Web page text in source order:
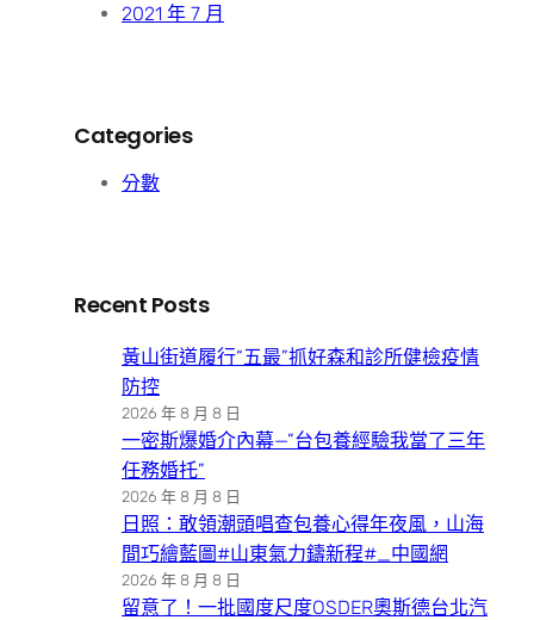
2021 年 7 月
Categories
分數
Recent Posts
黃山街道履行“五最”抓好森和診所健檢疫情
防控
2026 年 8 月 8 日
一密斯爆婚介內幕—”台包養經驗我當了三年
任務婚托”
2026 年 8 月 8 日
日照：敢領潮頭唱查包養心得年夜風，山海
間巧繪藍圖#山東氣力鑄新程#_中國網
2026 年 8 月 8 日
留意了！一批國度尺度OSDER奧斯德台北汽